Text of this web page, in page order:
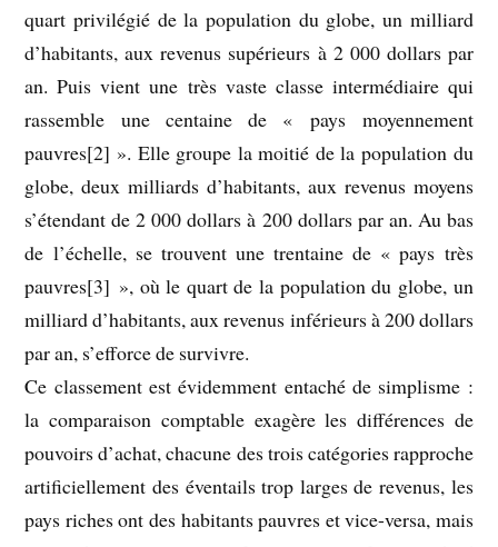
quart privilégié de la population du globe, un milliard
d’habitants, aux revenus supérieurs à 2 000 dollars par
an. Puis vient une très vaste classe intermédiaire qui
rassemble une centaine de « pays moyennement
pauvres[2] ». Elle groupe la moitié de la population du
globe, deux milliards d’habitants, aux revenus moyens
s’étendant de 2 000 dollars à 200 dollars par an. Au bas
de l’échelle, se trouvent une trentaine de « pays très
pauvres[3] », où le quart de la population du globe, un
milliard d’habitants, aux revenus inférieurs à 200 dollars
par an, s’efforce de survivre.
Ce classement est évidemment entaché de simplisme :
la comparaison comptable exagère les différences de
pouvoirs d’achat, chacune des trois catégories rapproche
artificiellement des éventails trop larges de revenus, les
pays riches ont des habitants pauvres et vice-versa, mais